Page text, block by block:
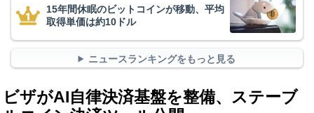
15年間休眠のビットコインが移動、平均
取得単価は約10ドル
ニュースランキングをもっと見る
ビザがAI自律決済基盤を整備、ステーブ